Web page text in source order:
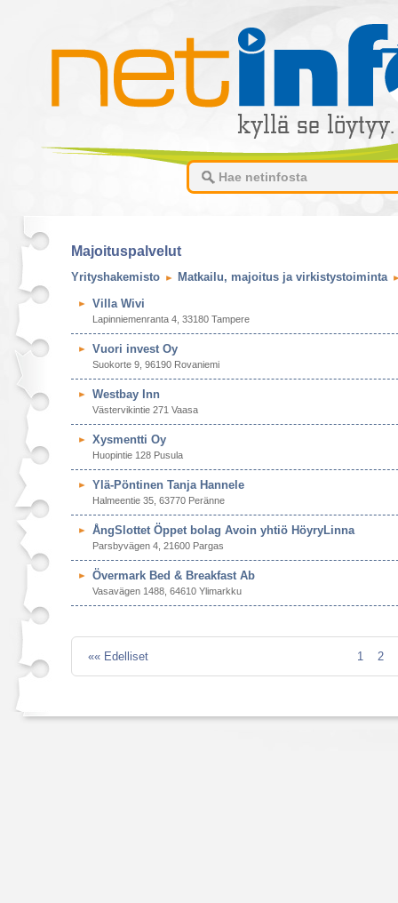
Majoituspalvelut
Yrityshakemisto
Matkailu, majoitus ja virkistystoiminta
Villa Wivi
Lapinniemenranta 4, 33180 Tampere
Vuori invest Oy
Suokorte 9, 96190 Rovaniemi
Westbay Inn
Västervikintie 271 Vaasa
Xysmentti Oy
Huopintie 128 Pusula
Ylä-Pöntinen Tanja Hannele
Halmeentie 35, 63770 Peränne
ÅngSlottet Öppet bolag Avoin yhtiö HöyryLinna
Parsbyvägen 4, 21600 Pargas
Övermark Bed & Breakfast Ab
Vasavägen 1488, 64610 Ylimarkku
«« Edelliset 1 2